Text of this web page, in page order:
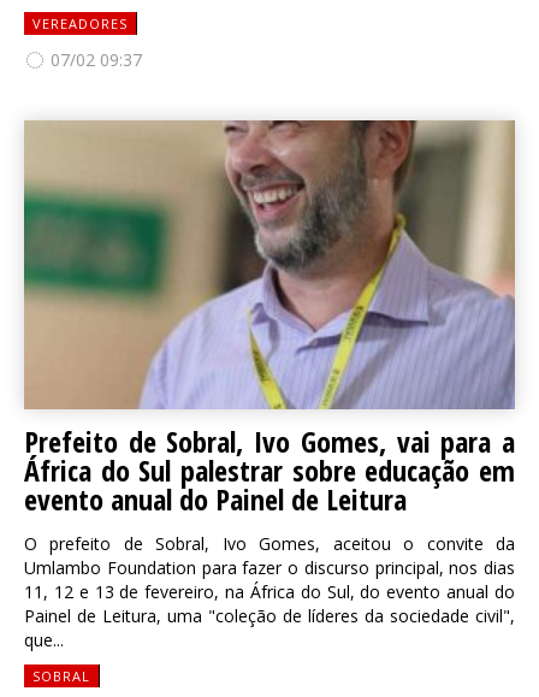
VEREADORES
07/02 09:37
Prefeito de Sobral, Ivo Gomes, vai para a
África do Sul palestrar sobre educação em
evento anual do Painel de Leitura
O prefeito de Sobral, Ivo Gomes, aceitou o convite da
Umlambo Foundation para fazer o discurso principal, nos dias
11, 12 e 13 de fevereiro, na África do Sul, do evento anual do
Painel de Leitura, uma "coleção de líderes da sociedade civil",
que...
SOBRAL